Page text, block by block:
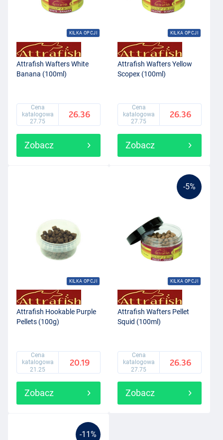
KILKA OPCJI
Attrafish Wafters White
Banana (100ml)
Cena
katalogowa
27.75
26.36
Zobacz
KILKA OPCJI
Attrafish Wafters Yellow
Scopex (100ml)
Cena
katalogowa
27.75
26.36
Zobacz
KILKA OPCJI
Attrafish Hookable Purple
Pellets (100g)
Cena
katalogowa
21.25
20.19
Zobacz
-5%
KILKA OPCJI
Attrafish Wafters Pellet
Squid (100ml)
Cena
katalogowa
27.75
26.36
Zobacz
-11%